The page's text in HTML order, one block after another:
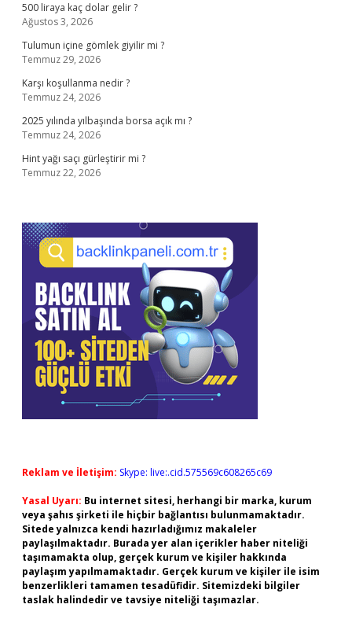
500 liraya kaç dolar gelir ?
Ağustos 3, 2026
Tulumun içine gömlek giyilir mi ?
Temmuz 29, 2026
Karşı koşullanma nedir ?
Temmuz 24, 2026
2025 yılında yılbaşında borsa açık mı ?
Temmuz 24, 2026
Hint yağı saçı gürleştirir mi ?
Temmuz 22, 2026
Reklam ve İletişim: Skype: live:.cid.575569c608265c69
Yasal Uyarı: Bu internet sitesi, herhangi bir marka, kurum
veya şahıs şirketi ile hiçbir bağlantısı bulunmamaktadır.
Sitede yalnızca kendi hazırladığımız makaleler
paylaşılmaktadır. Burada yer alan içerikler haber niteliği
taşımamakta olup, gerçek kurum ve kişiler hakkında
paylaşım yapılmamaktadır. Gerçek kurum ve kişiler ile isim
benzerlikleri tamamen tesadüfidir. Sitemizdeki bilgiler
taslak halindedir ve tavsiye niteliği taşımazlar.